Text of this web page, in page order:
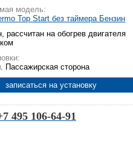
модель:
Top Start без таймера Бензин
рассчитан на обогрев двигателя
Пассажирская сторона
записаться на установку
495 106-64-91